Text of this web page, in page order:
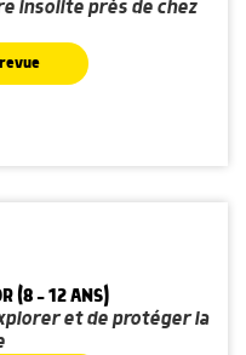
insolite près de chez
(8 - 12 ANS)
et de protéger la